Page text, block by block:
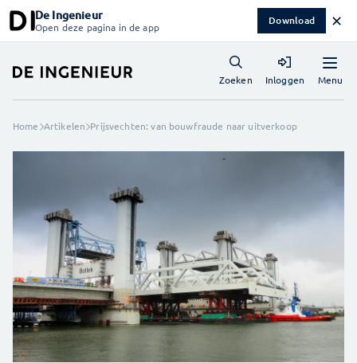
De Ingenieur
Open deze pagina in de app Download ✕
Menu
Zoeken Inloggen
Home Artikelen Prijsvechten: van bouwfraude naar uitverkoop